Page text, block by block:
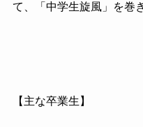
て、「中学生旋風」を巻
【主な卒業生】